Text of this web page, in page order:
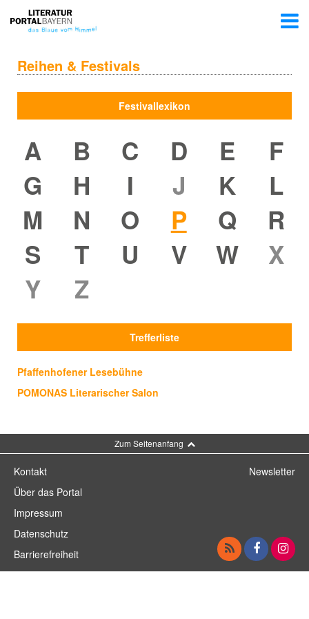
Reihen & Festivals
Festivallexikon
A B C D E
F
G
H I J K
L
M
N O P Q
R
S
T U V W
X
Y
Z
Trefferliste
Pfaffenhofener Lesebühne
POMONAS Literarischer Salon
Zum Seitenanfang
Kontakt
Über das Portal
Impressum
Datenschutz
Barrierefreiheit
Newsletter